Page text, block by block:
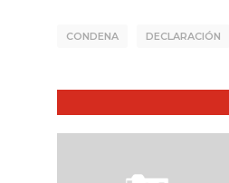
CONDENA DECLARACIÓN